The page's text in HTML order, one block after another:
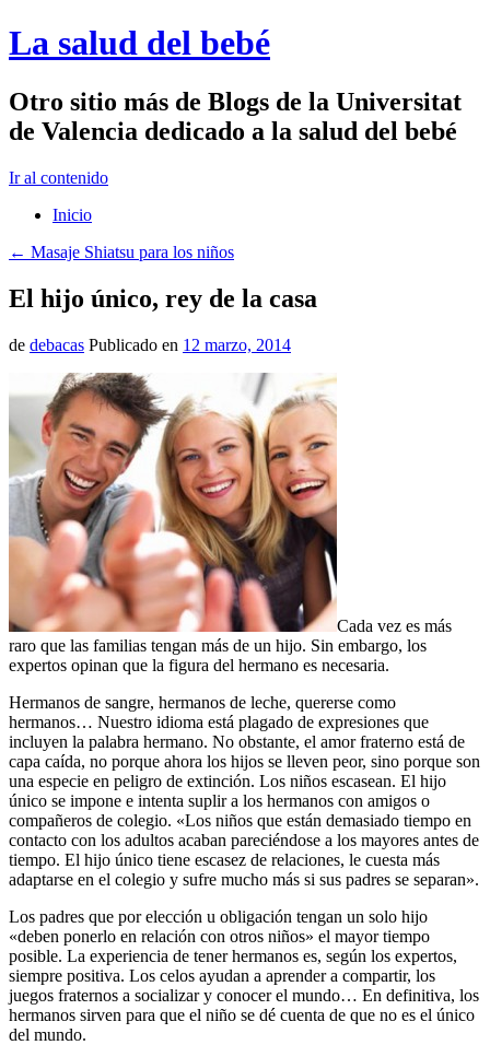
La salud del bebé
Otro sitio más de Blogs de la Universitat
de Valencia dedicado a la salud del bebé
Ir al contenido
Inicio
← Masaje Shiatsu para los niños
El hijo único, rey de la casa
de debacas Publicado en 12 marzo, 2014
Cada vez es más
raro que las familias tengan más de un hijo. Sin embargo, los
expertos opinan que la figura del hermano es necesaria.
Hermanos de sangre, hermanos de leche, quererse como
hermanos… Nuestro idioma está plagado de expresiones que
incluyen la palabra hermano. No obstante, el amor fraterno está de
capa caída, no porque ahora los hijos se lleven peor, sino porque son
una especie en peligro de extinción. Los niños escasean. El hijo
único se impone e intenta suplir a los hermanos con amigos o
compañeros de colegio. «Los niños que están demasiado tiempo en
contacto con los adultos acaban pareciéndose a los mayores antes de
tiempo. El hijo único tiene escasez de relaciones, le cuesta más
adaptarse en el colegio y sufre mucho más si sus padres se separan».
Los padres que por elección u obligación tengan un solo hijo
«deben ponerlo en relación con otros niños» el mayor tiempo
posible. La experiencia de tener hermanos es, según los expertos,
siempre positiva. Los celos ayudan a aprender a compartir, los
juegos fraternos a socializar y conocer el mundo… En definitiva, los
hermanos sirven para que el niño se dé cuenta de que no es el único
del mundo.